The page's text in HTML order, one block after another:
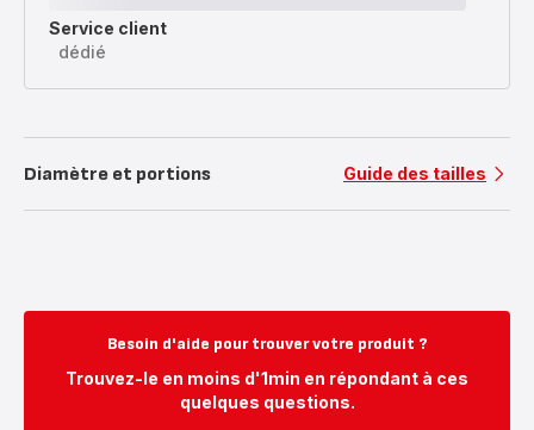
Service client
dédié
Diamètre et portions Guide des tailles
Besoin d'aide pour trouver votre produit ?
Trouvez-le en moins d'1min en répondant à ces
quelques questions.